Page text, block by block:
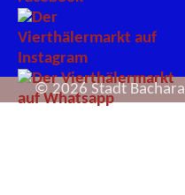
© 2026 Stadt